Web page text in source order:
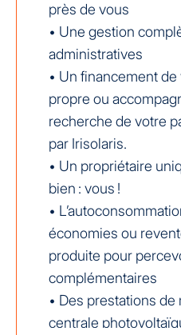
près de vous
• Une gestion
administratives
• Un financement
propre ou
recherche de votre
par Irisolaris.
• Un propriétaire
bien : vous !
•
économies ou
produite pour
complémentaires
• Des prestations
centrale